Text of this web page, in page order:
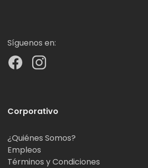
Síguenos en:
Corporativo
¿Quiénes Somos?
Empleos
Términos y Condiciones